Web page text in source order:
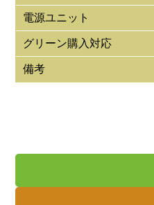
電源ユニット
グリーン購入対応
備考